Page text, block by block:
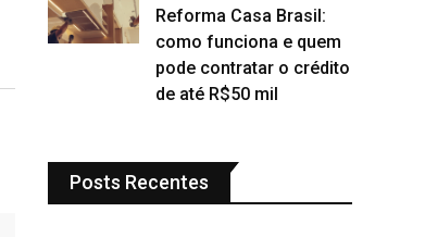
Reforma Casa Brasil:
como funciona e quem
pode contratar o crédito
de até R$50 mil
Posts Recentes